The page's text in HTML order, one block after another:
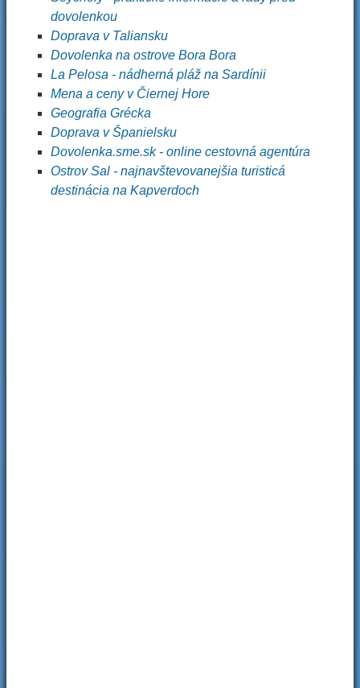
dovolenkou
Doprava v Taliansku
Dovolenka na ostrove Bora Bora
La Pelosa - nádherná pláž na Sardínii
Mena a ceny v Čiernej Hore
Geografia Grécka
Doprava v Španielsku
Dovolenka.sme.sk - online cestovná agentúra
Ostrov Sal - najnavštevovanejšia turisticá
destinácia na Kapverdoch